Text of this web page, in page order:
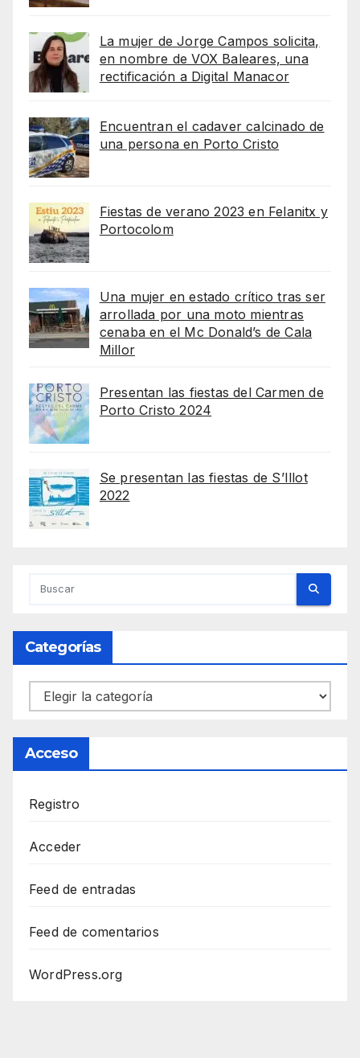
La mujer de Jorge Campos solicita,
en nombre de VOX Baleares, una
rectificación a Digital Manacor
Encuentran el cadaver calcinado de
una persona en Porto Cristo
Fiestas de verano 2023 en Felanitx y
Portocolom
Una mujer en estado crítico tras ser
arrollada por una moto mientras
cenaba en el Mc Donald’s de Cala
Millor
Presentan las fiestas del Carmen de
Porto Cristo 2024
Se presentan las fiestas de S’Illot
2022
Categorías
Categorías
Acceso
Registro
Acceder
Feed de entradas
Feed de comentarios
WordPress.org